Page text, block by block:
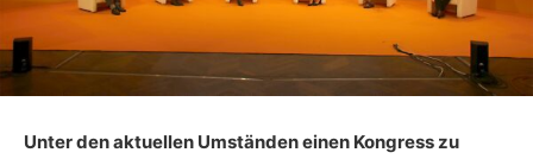
Unter den aktuellen Umständen einen Kongress zu